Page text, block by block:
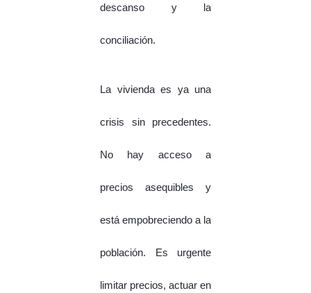
descanso y la
conciliación.
La vivienda es ya una
crisis sin precedentes.
No hay acceso a
precios asequibles y
está empobreciendo a la
población. Es urgente
limitar precios, actuar en